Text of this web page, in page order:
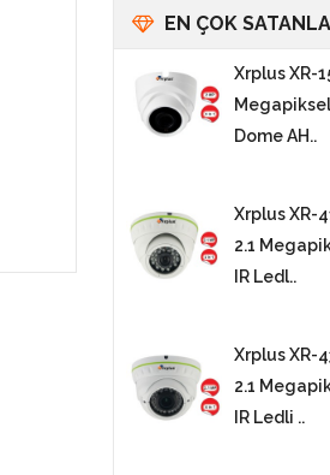
EN ÇOK
Xrplus XR-
Dome AH..
Xrplus XR-
2.1
IR Ledl..
Xrplus XR-
2.1
IR Ledli ..